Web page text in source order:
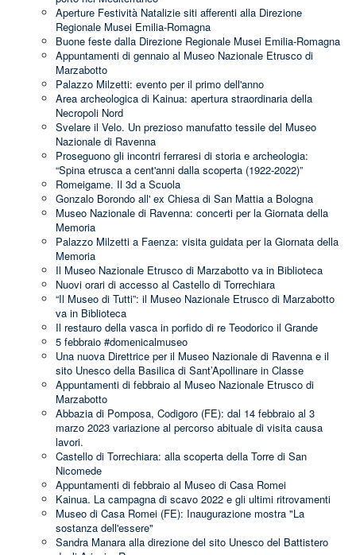
Aperture Festività Natalizie siti afferenti alla Direzione
Regionale Musei Emilia-Romagna
Buone feste dalla Direzione Regionale Musei Emilia-Romagna
Appuntamenti di gennaio al Museo Nazionale Etrusco di
Marzabotto
Palazzo Milzetti: evento per il primo dell'anno
Area archeologica di Kainua: apertura straordinaria della
Necropoli Nord
Svelare il Velo. Un prezioso manufatto tessile del Museo
Nazionale di Ravenna
Proseguono gli incontri ferraresi di storia e archeologia:
“Spina etrusca a cent'anni dalla scoperta (1922-2022)”
Romeigame. Il 3d a Scuola
Gonzalo Borondo all' ex Chiesa di San Mattia a Bologna
Museo Nazionale di Ravenna: concerti per la Giornata della
Memoria
Palazzo Milzetti a Faenza: visita guidata per la Giornata della
Memoria
Il Museo Nazionale Etrusco di Marzabotto va in Biblioteca
Nuovi orari di accesso al Castello di Torrechiara
“Il Museo di Tutti”: il Museo Nazionale Etrusco di Marzabotto
va in Biblioteca
Il restauro della vasca in porfido di re Teodorico il Grande
5 febbraio #domenicalmuseo
Una nuova Direttrice per il Museo Nazionale di Ravenna e il
sito Unesco della Basilica di Sant’Apollinare in Classe
Appuntamenti di febbraio al Museo Nazionale Etrusco di
Marzabotto
Abbazia di Pomposa, Codigoro (FE): dal 14 febbraio al 3
marzo 2023 variazione al percorso abituale di visita causa
lavori.
Castello di Torrechiara: alla scoperta della Torre di San
Nicomede
Appuntamenti di febbraio al Museo di Casa Romei
Kainua. La campagna di scavo 2022 e gli ultimi ritrovamenti
Museo di Casa Romei (FE): Inaugurazione mostra "La
sostanza dell'essere"
Sandra Manara alla direzione del sito Unesco del Battistero